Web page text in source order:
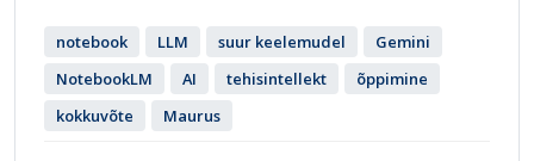
notebook LLM suur keelemudel
Gemini
NotebookLM
AI tehisintellekt
õppimine
kokkuvõte
Maurus